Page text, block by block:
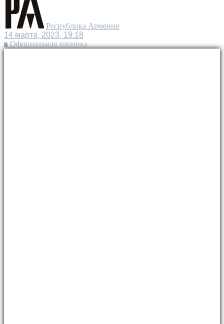
Республика Армения
14 марта, 2023, 19:18
в Официальная хроника